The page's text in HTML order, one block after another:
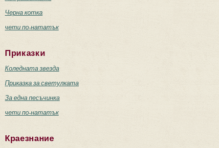
Черна котка
чети по-нататък
Приказки
Коледната звезда
Приказка за светулката
За една песъчинка
чети по-нататък
Краезнание